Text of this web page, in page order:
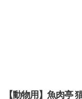
【動物用】魚肉亭